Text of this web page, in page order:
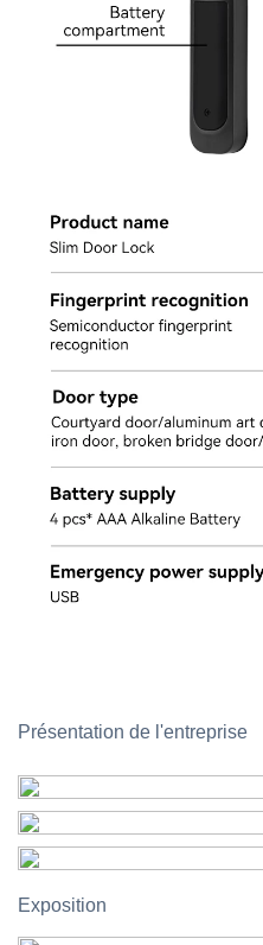
Présentation de l'entreprise
Exposition